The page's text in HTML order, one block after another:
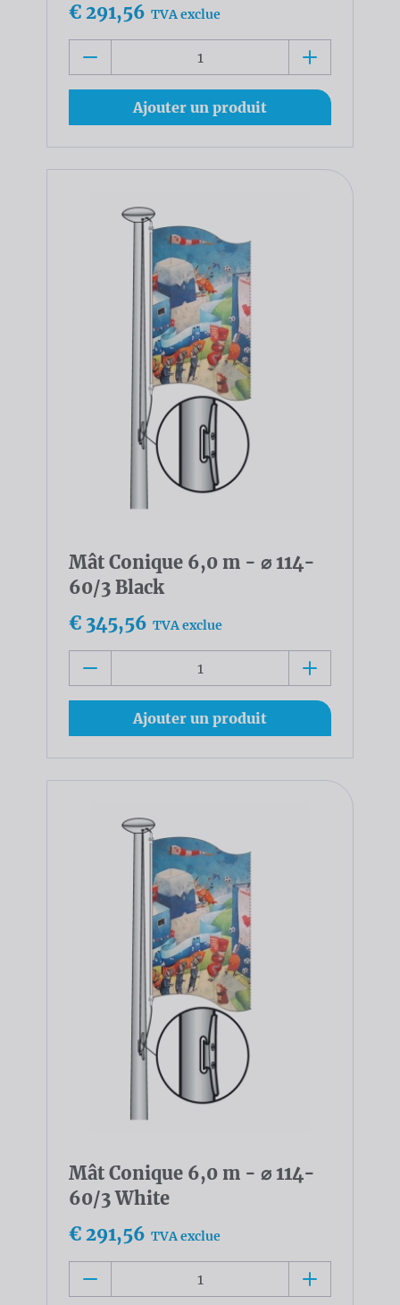
€ 291,56 TVA exclue
Ajouter un produit
Mât Conique 6,0 m - ⌀ 114-
60/3 Black
€ 345,56 TVA exclue
Ajouter un produit
Mât Conique 6,0 m - ⌀ 114-
60/3 White
€ 291,56 TVA exclue